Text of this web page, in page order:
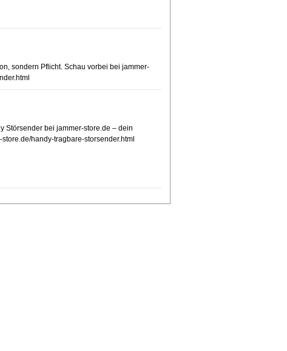
sondern Pflicht. Schau vorbei bei jammer-
Störsender bei jammer-store.de – dein
handy-tragbare-storsender.html